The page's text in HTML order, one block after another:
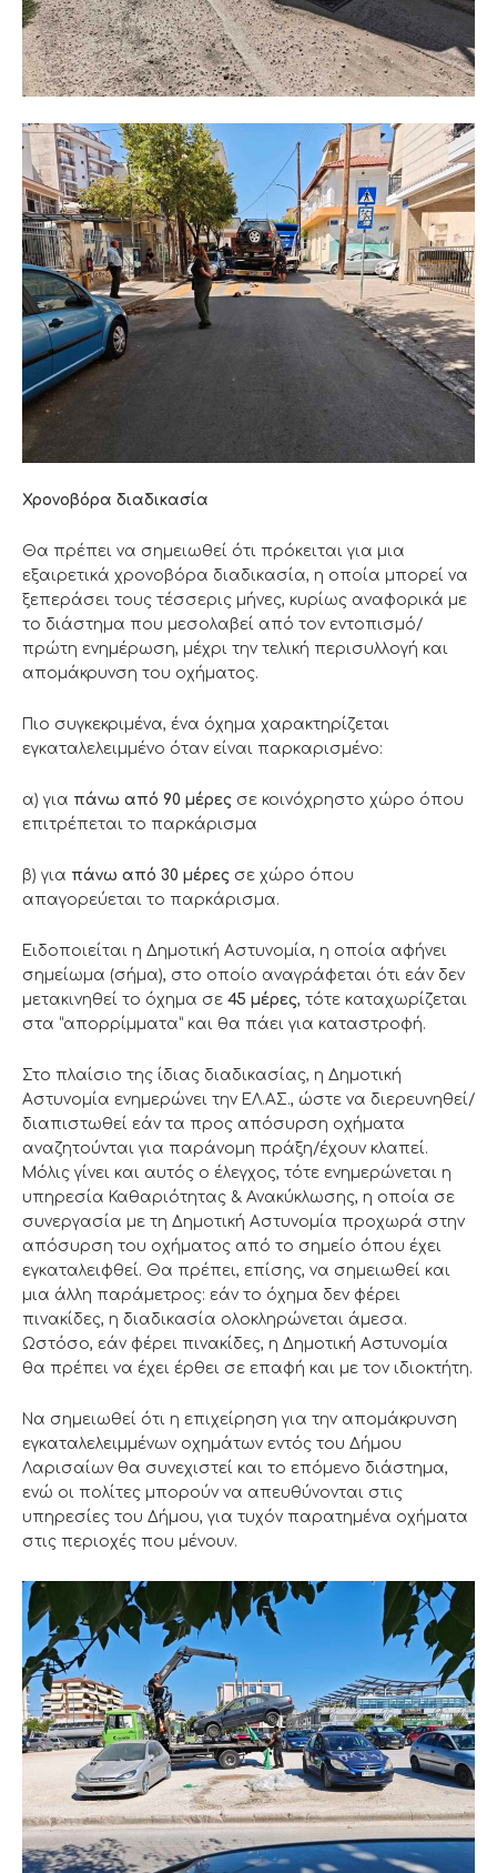
Χρονοβόρα διαδικασία
Θα πρέπει να σημειωθεί ότι πρόκειται για μια
εξαιρετικά χρονοβόρα διαδικασία, η οποία μπορεί να
ξεπεράσει τους τέσσερις μήνες, κυρίως αναφορικά με
το διάστημα που μεσολαβεί από τον εντοπισμό/
πρώτη ενημέρωση, μέχρι την τελική περισυλλογή και
απομάκρυνση του οχήματος.
Πιο συγκεκριμένα, ένα όχημα χαρακτηρίζεται
εγκαταλελειμμένο όταν είναι παρκαρισμένο:
α) για πάνω από 90 μέρες σε κοινόχρηστο χώρο όπου
επιτρέπεται το παρκάρισμα
β) για πάνω από 30 μέρες σε χώρο όπου
απαγορεύεται το παρκάρισμα.
Ειδοποιείται η Δημοτική Αστυνομία, η οποία αφήνει
σημείωμα (σήμα), στο οποίο αναγράφεται ότι εάν δεν
μετακινηθεί το όχημα σε 45 μέρες, τότε καταχωρίζεται
στα “απορρίμματα” και θα πάει για καταστροφή.
Στο πλαίσιο της ίδιας διαδικασίας, η Δημοτική
Αστυνομία ενημερώνει την ΕΛ.ΑΣ., ώστε να διερευνηθεί/
διαπιστωθεί εάν τα προς απόσυρση οχήματα
αναζητούνται για παράνομη πράξη/έχουν κλαπεί.
Μόλις γίνει και αυτός ο έλεγχος, τότε ενημερώνεται η
υπηρεσία Καθαριότητας & Ανακύκλωσης, η οποία σε
συνεργασία με τη Δημοτική Αστυνομία προχωρά στην
απόσυρση του οχήματος από το σημείο όπου έχει
εγκαταλειφθεί. Θα πρέπει, επίσης, να σημειωθεί και
μια άλλη παράμετρος: εάν το όχημα δεν φέρει
πινακίδες, η διαδικασία ολοκληρώνεται άμεσα.
Ωστόσο, εάν φέρει πινακίδες, η Δημοτική Αστυνομία
θα πρέπει να έχει έρθει σε επαφή και με τον ιδιοκτήτη.
Να σημειωθεί ότι η επιχείρηση για την απομάκρυνση
εγκαταλελειμμένων οχημάτων εντός του Δήμου
Λαρισαίων θα συνεχιστεί και το επόμενο διάστημα,
ενώ οι πολίτες μπορούν να απευθύνονται στις
υπηρεσίες του Δήμου, για τυχόν παρατημένα οχήματα
στις περιοχές που μένουν.